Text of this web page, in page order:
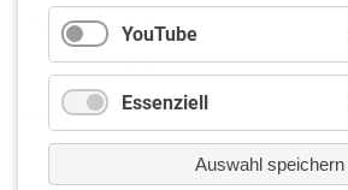
05.12.2025 19:30
Cathedral de Puebla (MEX)
more info
YouTube
Essenziell
Auswahl speichern